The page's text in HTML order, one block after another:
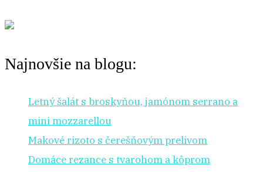
Najnovšie na blogu:
Letný šalát s broskyňou, jamónom serrano a
mini mozzarellou
Makové rizoto s čerešňovým prelivom
Domáce rezance s tvarohom a kôprom